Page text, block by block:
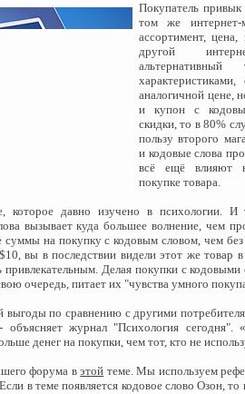
Покупатель
том же интернет-
ассортимент,
другой
аналогичной цене,
и купон с
скидки, то в 80%
пользу второго
и кодовые слова
всё ещё влияют
покупке товара.
которое давно изучено в психологии.
вызывает куда большее волнение, чем
суммы на покупку с кодовым словом, чем
вы в последствии видели этот же товар
Делая покупки с
очередь, питает их "чувства умного
выгоды по сравнению с другими
журнал "Психология сегодня".
денег на покупки, чем тот, кто не
форума вэтой теме. Мы используем
в теме появляется кодовое слово Озон, то